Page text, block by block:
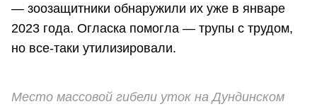
— зоозащитники обнаружили их уже в январе
2023 года. Огласка помогла — трупы с трудом,
но все-таки утилизировали.
Место массовой гибели уток на Дундинском